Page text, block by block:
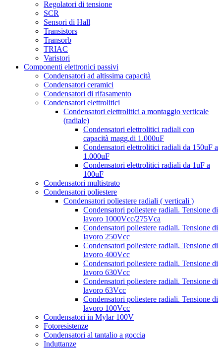
Regolatori di tensione
SCR
Sensori di Hall
Transistors
Transorb
TRIAC
Varistori
Componenti elettronici passivi
Condensatori ad altissima capacità
Condensatori ceramici
Condensatori di rifasamento
Condensatori elettrolitici
Condensatori elettrolitici a montaggio verticale
(radiale)
Condensatori elettrolitici radiali con
capacità magg.di 1.000uF
Condensatori elettrolitici radiali da 150uF a
1.000uF
Condensatori elettrolitici radiali da 1uF a
100uF
Condensatori multistrato
Condensatori poliestere
Condensatori poliestere radiali ( verticali )
Condensatori poliestere radiali. Tensione di
lavoro 1000Vcc/275Vca
Condensatori poliestere radiali. Tensione di
lavoro 250Vcc
Condensatori poliestere radiali. Tensione di
lavoro 400Vcc
Condensatori poliestere radiali. Tensione di
lavoro 630Vcc
Condensatori poliestere radiali. Tensione di
lavoro 63Vcc
Condensatori poliestere radiali. Tensione di
lavoro 100Vcc
Condensatori in Mylar 100V
Fotoresistenze
Condensatori al tantalio a goccia
Induttanze